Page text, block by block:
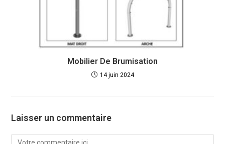
Mobilier De Brumisation
14 juin 2024
Laisser un commentaire